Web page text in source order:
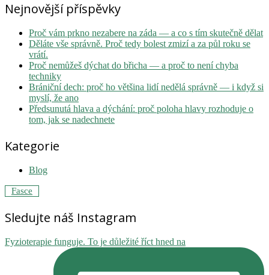
Nejnovější příspěvky
Proč vám prkno nezabere na záda — a co s tím skutečně dělat
Děláte vše správně. Proč tedy bolest zmizí a za půl roku se
vrátí.
Proč nemůžeš dýchat do břicha — a proč to není chyba
techniky
Brániční dech: proč ho většina lidí nedělá správně — i když si
myslí, že ano
Předsunutá hlava a dýchání: proč poloha hlavy rozhoduje o
tom, jak se nadechnete
Kategorie
Blog
Fasce
Sledujte náš Instagram
Fyzioterapie funguje. To je důležité říct hned na